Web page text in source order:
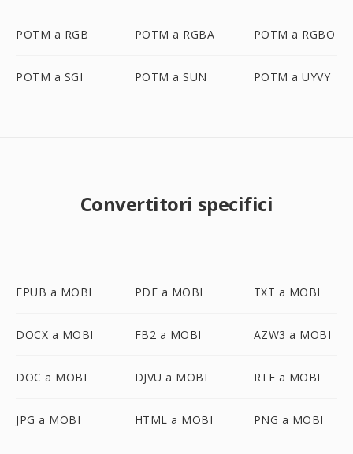
POTM a RGB POTM a RGBA POTM a RGBO
POTM a SGI POTM a SUN POTM a UYVY
Convertitori specifici
EPUB a MOBI PDF a MOBI TXT a MOBI
DOCX a MOBI FB2 a MOBI AZW3 a MOBI
DOC a MOBI DJVU a MOBI RTF a MOBI
JPG a MOBI HTML a MOBI PNG a MOBI